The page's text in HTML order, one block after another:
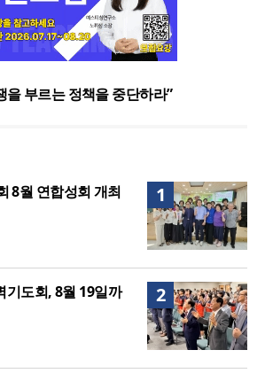
시작에는 미국보다 먼저 일본이 있었습
을 부르는 정책을 중단하라”
시작에는 미국보다 먼저 일본이 있었습
한 스틸 美 대사, 한미동맹의 가교 되어
1
8월 연합성회 개최
2
기도회, 8월 19일까